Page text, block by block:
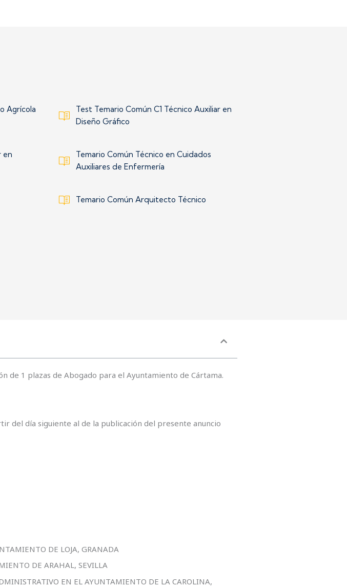
Agrícola
Test Temario Común C1 Técnico Auxiliar en
Diseño Gráfico
en
Temario Común Técnico en Cuidados
Auxiliares de Enfermería
Temario Común Arquitecto Técnico
de 1 plazas de Abogado para el Ayuntamiento de Cártama.
del día siguiente al de la publicación del presente anuncio
DE LOJA, GRANADA
DE ARAHAL, SEVILLA
EN EL AYUNTAMIENTO DE LA CAROLINA,